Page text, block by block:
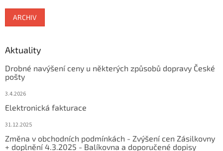
ARCHIV
Aktuality
Drobné navýšení ceny u některých způsobů dopravy České
pošty
3.4.2026
Elektronická fakturace
31.12.2025
Změna v obchodních podmínkách - Zvýšení cen Zásilkovny
+ doplnění 4.3.2025 - Balíkovna a doporučené dopisy